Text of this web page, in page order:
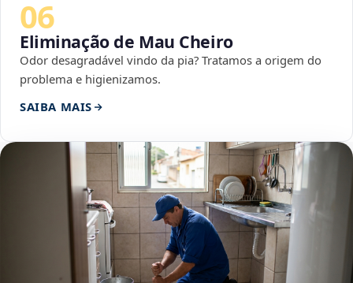
06
Eliminação de Mau Cheiro
Odor desagradável vindo da pia? Tratamos a origem do
problema e higienizamos.
SAIBA MAIS